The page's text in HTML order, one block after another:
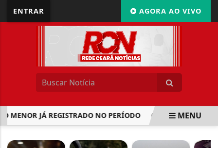
ENTRAR AGORA AO VIVO
MENOR JÁ REGISTRADO NO PERÍODO PROJETO OBRIGA
MENU